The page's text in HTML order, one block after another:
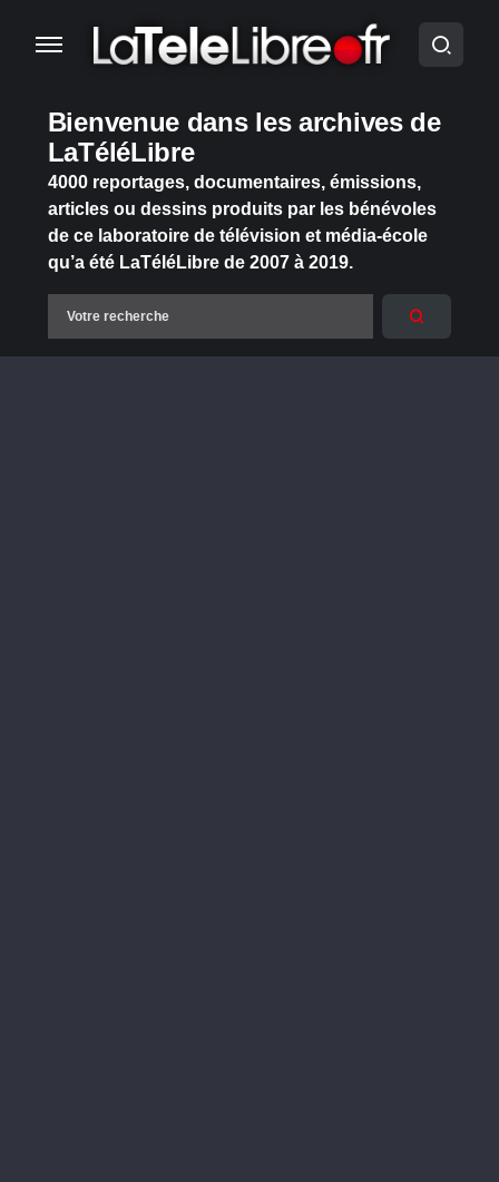
Bienvenue dans les archives de
LaTéléLibre
4000 reportages, documentaires, émissions,
articles ou dessins produits par les bénévoles
de ce laboratoire de télévision et média-école
qu’a été LaTéléLibre de 2007 à 2019.